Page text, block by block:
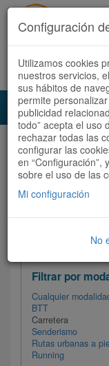
Acceder
Audioruta Todas las
Todas las
Filtrar las rutas
Filtrar por
Cualquier
BTT
Carretera
Senderismo
Rutas urbanas a
Running
Configuración
Utilizamos cookies
nuestros servicios,
sus hábitos de
permite
publicidad
todo” acepta el uso
rechazar todas las
configurar las
en
sobre el uso de las
Mi configuración
No